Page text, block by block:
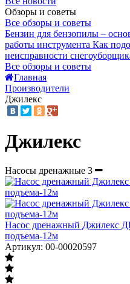
Обзоры и советы
Все обзоры и советы
Бензин для бензопилы –
работы инструмента Как
неисправности
Все обзоры и советы
Главная
Производители
Джилекс
Джилекс
Насосы дренажные 3
Насос дренажный Джилекс
подъема-12м
Артикул: 00-00020597